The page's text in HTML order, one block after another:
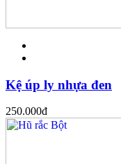
Kệ úp ly nhựa đen
250.000đ